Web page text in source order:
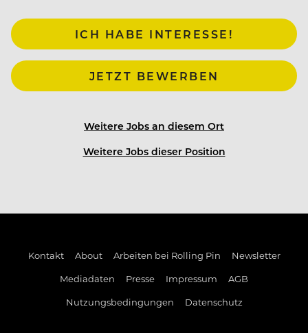
ICH HABE INTERESSE!
JETZT BEWERBEN
Weitere Jobs an diesem Ort
Weitere Jobs dieser Position
Kontakt About Arbeiten bei Rolling Pin
Newsletter
Mediadaten
Presse Impressum
AGB
Nutzungsbedingungen
Datenschutz